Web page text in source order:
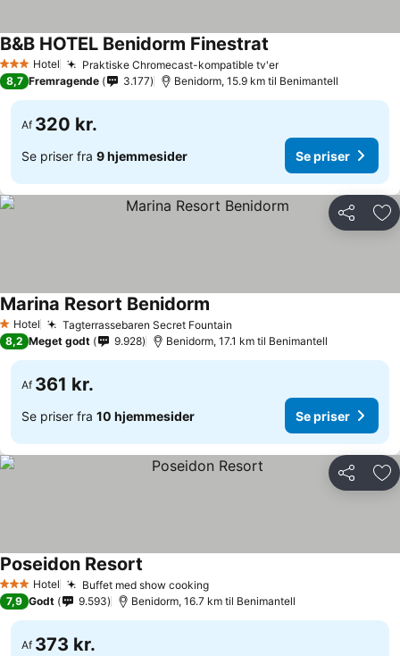
3 StjernerHotel Praktiske Chromecast-kompatible tv'erSe priser
B&B HOTEL Benidorm Finestrat
8,7 Fremragende 3.177 Benidorm, 15.9 km til Benimantell
Af 320 kr.
Se priser fra 9 hjemmesider Se priser
Del
1 Stjerner
Hotel Tagterrassebaren Secret Fountain
Marina Resort Benidorm
8,2 Meget godt 9.928 Benidorm, 17.1 km til Benimantell
Af 361 kr.
Se priser fra 10 hjemmesider Se priser
Del
3 StjernerHotel Buffet med show cookingSe priser
Poseidon Resort
7,9 Godt 9.593 Benidorm, 16.7 km til Benimantell
Af 373 kr.